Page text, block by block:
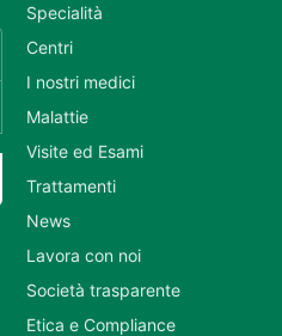
Specialità
Centri
I nostri medici
Malattie
Visite ed Esami
Trattamenti
News
Lavora con noi
Società trasparente
Etica e Compliance